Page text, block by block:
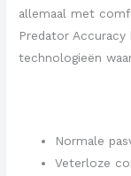
allemaal met
Predator
technologieën
Normale
Veterloze